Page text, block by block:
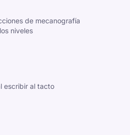
de mecanografía
niveles
escribir al tacto